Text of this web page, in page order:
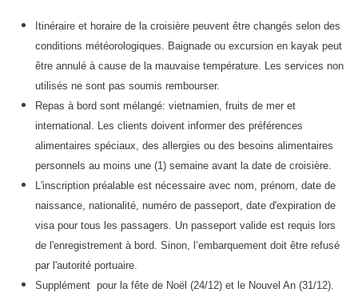
Itinéraire et horaire de la croisière peuvent être changés selon des
conditions météorologiques. Baignade ou excursion en kayak peut
être annulé à cause de la mauvaise température. Les services non
utilisés ne sont pas soumis rembourser.
Repas à bord sont mélangé: vietnamien, fruits de mer et
international. Les clients doivent informer des préférences
alimentaires spéciaux, des allergies ou des besoins alimentaires
personnels au moins une (1) semaine avant la date de croisière.
L'inscription préalable est nécessaire avec nom, prénom, date de
naissance, nationalité, numéro de passeport, date d'expiration de
visa pour tous les passagers. Un passeport valide est requis lors
de l'enregistrement à bord. Sinon, l’embarquement doit être refusé
par l'autorité portuaire.
Supplément pour la fête de Noël (24/12) et le Nouvel An (31/12).